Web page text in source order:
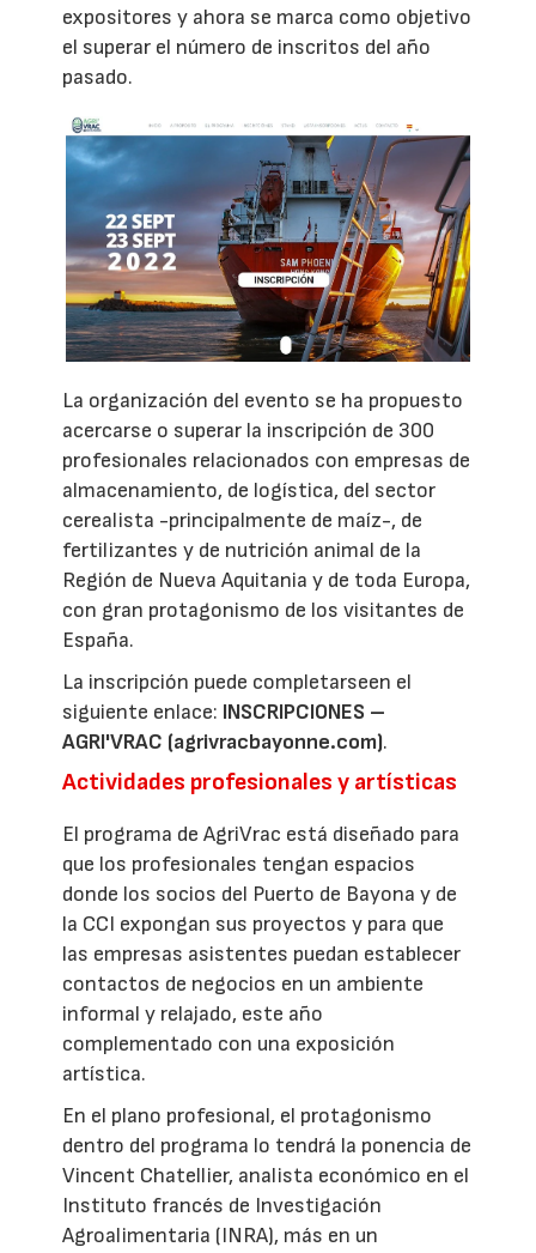
expositores y ahora se marca como objetivo
el superar el número de inscritos del año
pasado.
La organización del evento se ha propuesto
acercarse o superar la inscripción de 300
profesionales relacionados con empresas de
almacenamiento, de logística, del sector
cerealista -principalmente de maíz-, de
fertilizantes y de nutrición animal de la
Región de Nueva Aquitania y de toda Europa,
con gran protagonismo de los visitantes de
España.
La inscripción puede completarseen el
siguiente enlace: INSCRIPCIONES –
AGRI'VRAC (agrivracbayonne.com).
Actividades profesionales y artísticas
El programa de AgriVrac está diseñado para
que los profesionales tengan espacios
donde los socios del Puerto de Bayona y de
la CCI expongan sus proyectos y para que
las empresas asistentes puedan establecer
contactos de negocios en un ambiente
informal y relajado, este año
complementado con una exposición
artística.
En el plano profesional, el protagonismo
dentro del programa lo tendrá la ponencia de
Vincent Chatellier, analista económico en el
Instituto francés de Investigación
Agroalimentaria (INRA), más en un